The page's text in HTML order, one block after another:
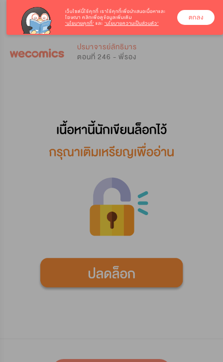
ปรมาจารย์ลัทธิมาร
ตอนที่ 246 - พี่รอง
เว็บไซต์นี้ใช้คุกกี้ เราใช้คุกกี้เพื่อนำเสนอเนื้อหาและ
โฆษณา คลิกเพื่อดูข้อมูลเพิ่มเติม
‘นโยบายคุกกี้’ และ ‘นโยบายความเป็นส่วนตัว’
ตกลง